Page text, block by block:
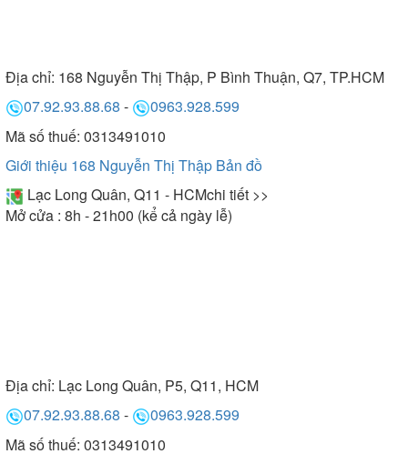
Địa chỉ: 168 Nguyễn Thị Thập, P Bình Thuận, Q7, TP.HCM
07.92.93.88.68 -
0963.928.599
Mã số thuế: 0313491010
Giới thiệu 168 Nguyễn Thị Thập Bản đồ
Lạc Long Quân, Q11 - HCMchi tiết >>
Mở cửa : 8h - 21h00 (kể cả ngày lễ)
Địa chỉ: Lạc Long Quân, P5, Q11, HCM
07.92.93.88.68 -
0963.928.599
Mã số thuế: 0313491010